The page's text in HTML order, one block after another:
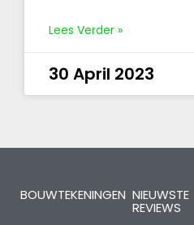
Lees Verder »
30 April 2023
BOUWTEKENINGEN NIEUWSTE
REVIEWS